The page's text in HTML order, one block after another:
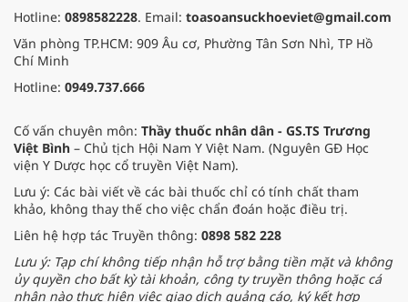
Hotline: 0898582228. Email: toasoansuckhoeviet@gmail.com
Văn phòng TP.HCM: 909 Âu cơ, Phường Tân Sơn Nhì, TP Hồ
Chí Minh
Hotline: 0949.737.666
Cố vấn chuyên môn: Thầy thuốc nhân dân - GS.TS Trương
Việt Bình – Chủ tịch Hội Nam Y Việt Nam. (Nguyên GĐ Học
viện Y Dược học cổ truyền Việt Nam).
Lưu ý: Các bài viết về các bài thuốc chỉ có tính chất tham
khảo, không thay thế cho việc chẩn đoán hoặc điều trị.
Liên hệ hợp tác Truyền thông: 0898 582 228
Lưu ý: Tạp chí không tiếp nhận hỗ trợ bằng tiền mặt và không
ủy quyền cho bất kỳ tài khoản, công ty truyền thông hoặc cá
nhân nào thực hiện việc giao dịch quảng cáo, ký kết hợp